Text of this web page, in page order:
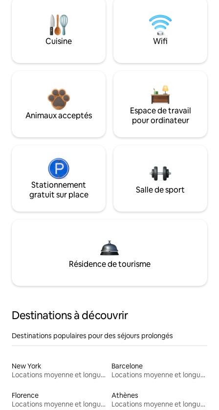
Cuisine Wifi
Animaux acceptés
Espace de travail
pour ordinateur
Stationnement
gratuit sur place
Salle de sport
Résidence de tourisme
Destinations à découvrir
Destinations populaires pour des séjours prolongés
New York
Locations moyenne et longue durée
Barcelone
Locations moyenne et longue durée
Florence
Locations moyenne et longue durée
Athènes
Locations moyenne et longue durée